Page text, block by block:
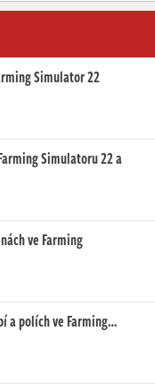
Simulator 22
Simulatoru 22 a
ve Farming
a polích ve Farming…